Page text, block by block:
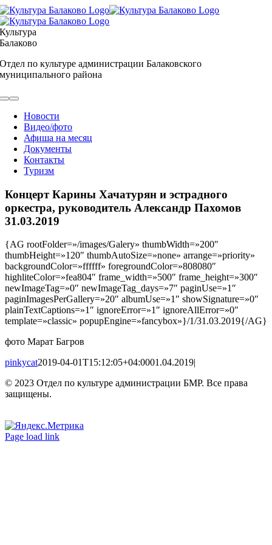
Skip
to
content
Культура
Балаково
Отдел по культуре администрации Балаковского
муниципального района
Toggle
NavigationНовости
Видео/фото
Афиша на месяц
Документы
Контакты
Туризм
Концерт Карины Хачатурян и эстрадного
оркестра, руководитель Александр Пахомов
31.03.2019
{AG rootFolder=»/images/Galery» thumbWidth=»200″
thumbHeight=»120″ thumbAutoSize=»none» arrange=»priority»
backgroundColor=»ffffff» foregroundColor=»808080″
highliteColor=»fea804″ frame_width=»500″ frame_height=»300″
newImageTag=»0″ newImageTag_days=»7″ paginUse=»1″
paginImagesPerGallery=»20″ albumUse=»1″ showSignature=»0″
plainTextCaptions=»1″ ignoreError=»1″ ignoreAllError=»0″
template=»classic» popupEngine=»fancybox»}/1/31.03.2019{/AG}
фото Марат Багров
pinkycat2019-04-01T15:12:05+04:0001.04.2019|
© 2023 Отдел по культуре администрации БМР. Все права
защищены.
Вконтакте
Одноклассники
Page load link